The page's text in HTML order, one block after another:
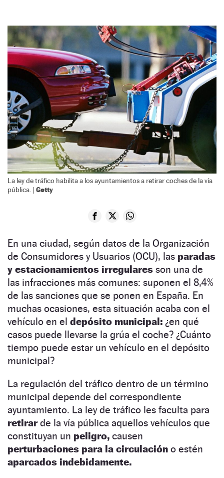
La ley de tráfico habilita a los ayuntamientos a retirar coches de la vía
pública. | Getty
En una ciudad, según datos de la Organización
de Consumidores y Usuarios (OCU), las paradas
y estacionamientos irregulares son una de
las infracciones más comunes: suponen el 8,4%
de las sanciones que se ponen en España. En
muchas ocasiones, esta situación acaba con el
vehículo en el depósito municipal: ¿en qué
casos puede llevarse la grúa el coche? ¿Cuánto
tiempo puede estar un vehículo en el depósito
municipal?
La regulación del tráfico dentro de un término
municipal depende del correspondiente
ayuntamiento. La ley de tráfico les faculta para
retirarde la vía pública aquellos vehículos que
constituyan un peligro, causen
perturbaciones para la circulación o estén
aparcados indebidamente.